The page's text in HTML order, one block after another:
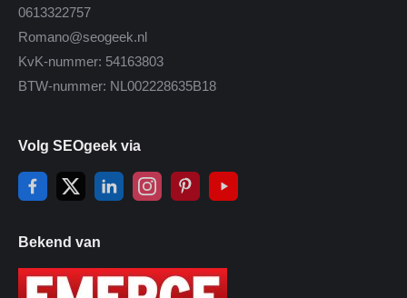
0613322757
Romano@seogeek.nl
KvK-nummer: 54163803
BTW-nummer: NL002228635B18
Volg SEOgeek via
Bekend van